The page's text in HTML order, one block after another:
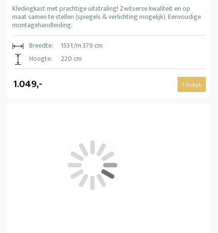
Kledingkast met prachtige uitstraling! Zwitserse kwaliteit en op
maat samen te stellen (spiegels & verlichting mogelijk). Eenvoudige
montagehandleiding.
Breedte:
153 t/m 379 cm
Hoogte:
220 cm
1.049,- Bekijk